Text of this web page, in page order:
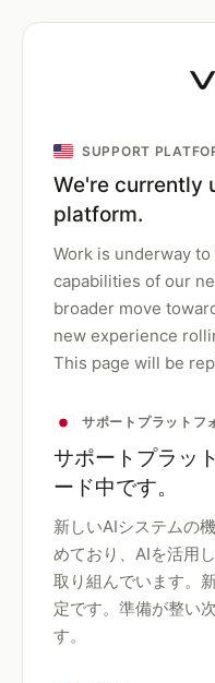
SUPPORT
We're currently
platform.
Work is underway
capabilities of our
broader move
new experience
This page will be
サポートプラットフ
サポートプラッ
ード中です。
新しいAIシステムの
めており、AIを活用
取り組んでいます。
定です。準備が整い
す。